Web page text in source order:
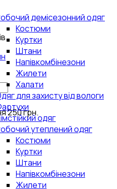
250 грн.
демісезонний одяг
Костюми
Куртки
Штани
Напівкомбінезони
Жилети
Халати
для захисту від вологи
одяг
утеплений одяг
Костюми
Куртки
Штани
Напівкомбінезони
Жилети